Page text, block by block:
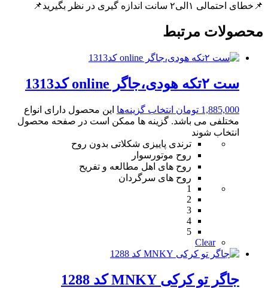
📌خطای احتمالی ۱الی۲ سانت اندازه گیری در نظر بگیرید📌
محصولات مرتبط
ست ۲تکه هودی،جاگر online کد1313
1,885,000 تومان انتخاب گزینه‌ها این محصول دارای انواع
مختلفی می باشد. گزینه ها ممکن است در صفحه محصول
انتخاب شوند
ترندی پاییزی شکلاتی بدون روح
روح موتورسوار
روح های اهل مطالعه و تفریح
روح های سرگردان
1
2
3
4
5
Clear
جاگر تو کرکی MNKY کد 1288